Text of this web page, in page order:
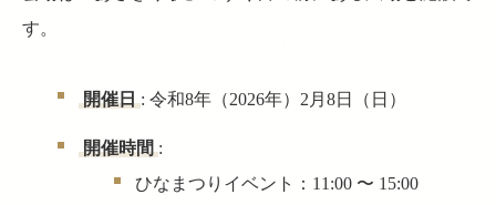
す。
開催日 : 令和8年（2026年）2月8日（日）
開催時間 :
ひなまつりイベント：11:00 〜 15:00